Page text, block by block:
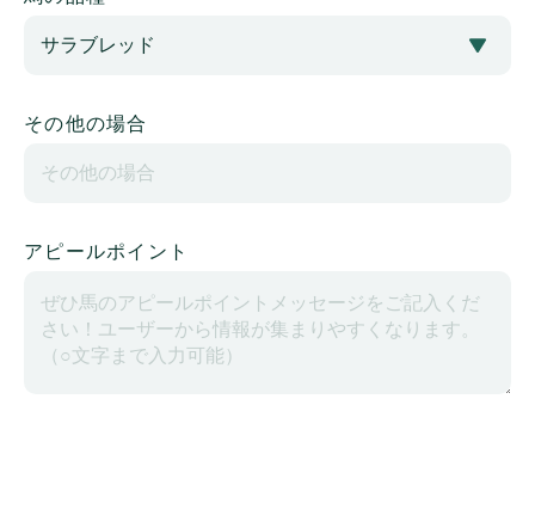
その他の場合
アピールポイント